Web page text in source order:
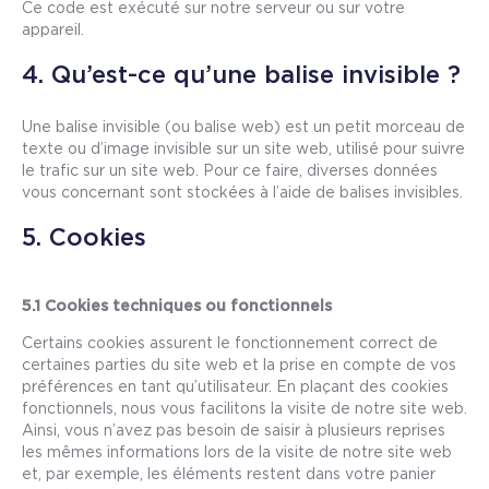
Ce code est exécuté sur notre serveur ou sur votre
appareil.
4. Qu’est-ce qu’une balise invisible ?
Une balise invisible (ou balise web) est un petit morceau de
texte ou d’image invisible sur un site web, utilisé pour suivre
le trafic sur un site web. Pour ce faire, diverses données
vous concernant sont stockées à l’aide de balises invisibles.
5. Cookies
5.1 Cookies techniques ou fonctionnels
Certains cookies assurent le fonctionnement correct de
certaines parties du site web et la prise en compte de vos
préférences en tant qu’utilisateur. En plaçant des cookies
fonctionnels, nous vous facilitons la visite de notre site web.
Ainsi, vous n’avez pas besoin de saisir à plusieurs reprises
les mêmes informations lors de la visite de notre site web
et, par exemple, les éléments restent dans votre panier